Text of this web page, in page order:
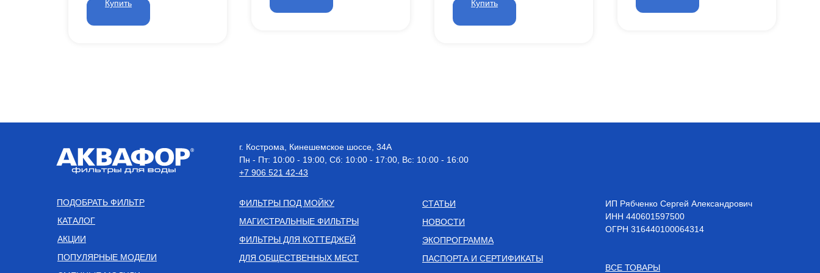
Купить Купить
ФИЛЬТРЫ ПОД МОЙКУ
МАГИСТРАЛЬНЫЕ ФИЛЬТРЫ
ФИЛЬТРЫ ДЛЯ КОТТЕДЖЕЙ
ДЛЯ ОБЩЕСТВЕННЫХ МЕСТ
ПАСПОРТА И СЕРТИФИКАТЫ
СТАТЬИ
НОВОСТИ
г. Кострома, Кинешемское шоссе, 34А
Пн - Пт: 10:00 - 19:00, Сб: 10:00 - 17:00, Вс: 10:00 - 16:00
+7 906 521 42-43
ЭКОПРОГРАММА
КАТАЛОГ
АКЦИИ
ПОПУЛЯРНЫЕ МОДЕЛИ
ВСЕ ТОВАРЫ
ПОДОБРАТЬ ФИЛЬТР
ИП Рябченко Сергей Александрович
ИНН 440601597500
OГРН 316440100064314